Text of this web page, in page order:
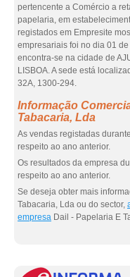
pertencente a Comércio a
papelaria, em
registados em Empresite
empresariais foi no dia 01
encontra-se na cidade de
LISBOA. A sede está
32A, 1300-294.
Informação
Tabacaria, Lda
As vendas registadas
respeito ao ano anterior.
Os resultados da empresa
respeito ao ano anterior.
Se deseja obter mais
Tabacaria, Lda ou do sector,
empresa Dail - Papelaria E